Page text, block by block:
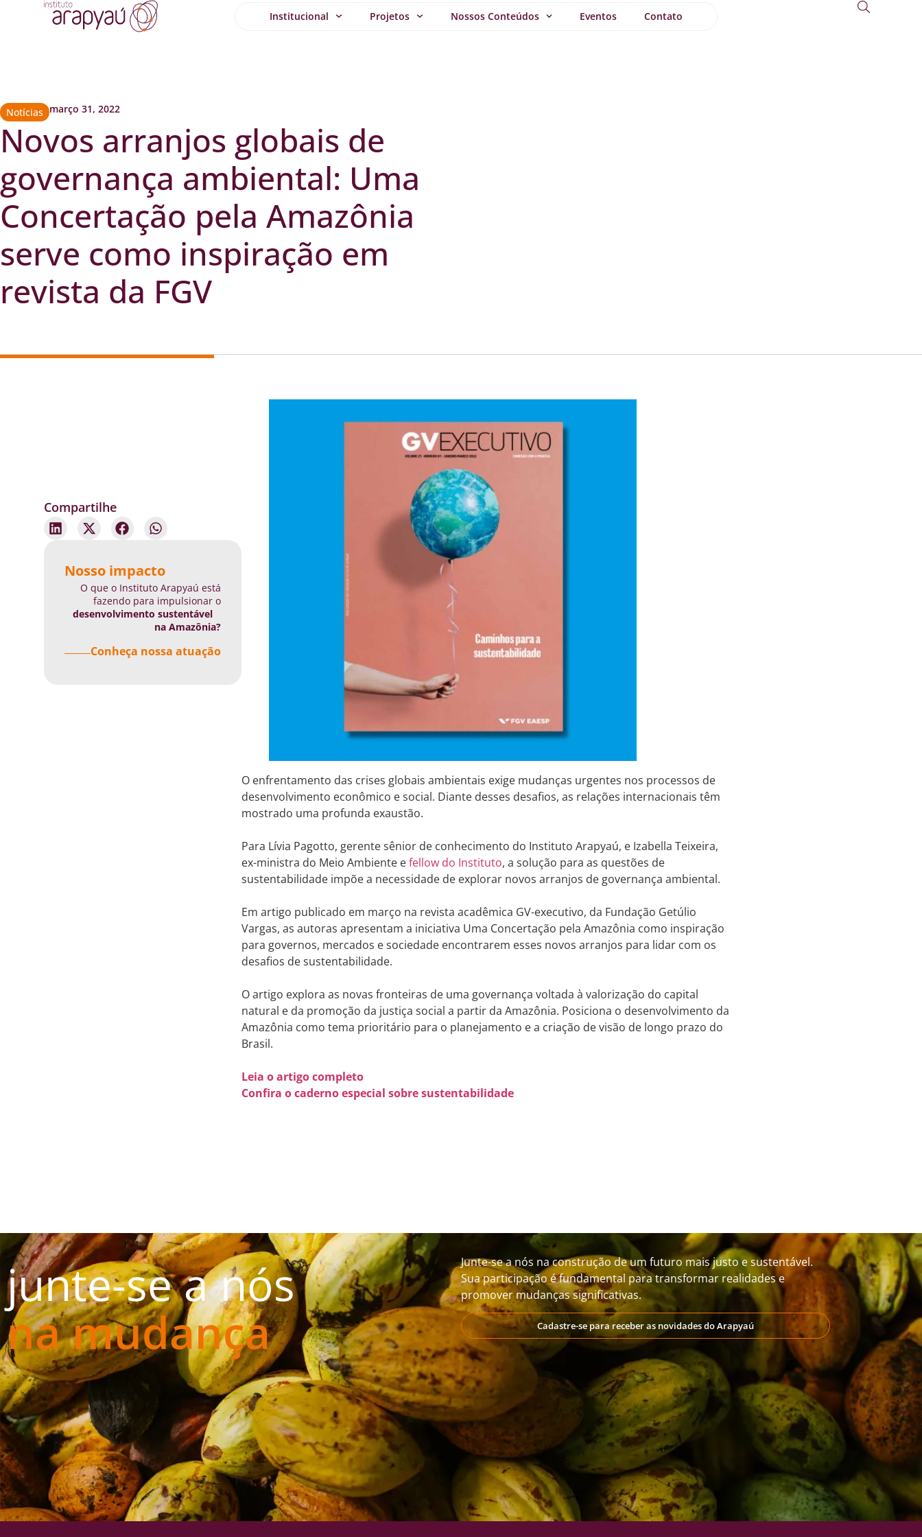
Institucional Projetos Nossos Conteúdos Eventos Contato
Notícias março 31, 2022
Novos arranjos globais de
governança ambiental: Uma
Concertação pela Amazônia
serve como inspiração em
revista da FGV
Compartilhe
Nosso impacto
O que o Instituto Arapyaú está
fazendo para impulsionar o
desenvolvimento sustentável
na Amazônia?
Conheça nossa atuação
O enfrentamento das crises globais ambientais exige mudanças urgentes nos processos de
desenvolvimento econômico e social. Diante desses desafios, as relações internacionais têm
mostrado uma profunda exaustão.
Para Lívia Pagotto, gerente sênior de conhecimento do Instituto Arapyaú, e Izabella Teixeira,
ex-ministra do Meio Ambiente efellow do Instituto, a solução para as questões de
sustentabilidade impõe a necessidade de explorar novos arranjos de governança ambiental.
Em artigo publicado em março na revista acadêmica GV-executivo, da Fundação Getúlio
Vargas, as autoras apresentam a iniciativa Uma Concertação pela Amazônia como inspiração
para governos, mercados e sociedade encontrarem esses novos arranjos para lidar com os
desafios de sustentabilidade.
O artigo explora as novas fronteiras de uma governança voltada à valorização do capital
natural e da promoção da justiça social a partir da Amazônia. Posiciona o desenvolvimento da
Amazônia como tema prioritário para o planejamento e a criação de visão de longo prazo do
Brasil.
Leia o artigo completo
Confira o caderno especial sobre sustentabilidade
junte-se a nós
na mudança
Junte-se a nós na construção de um futuro mais justo e sustentável.
Sua participação é fundamental para transformar realidades e
promover mudanças significativas.
Cadastre-se para receber as novidades do Arapyaú